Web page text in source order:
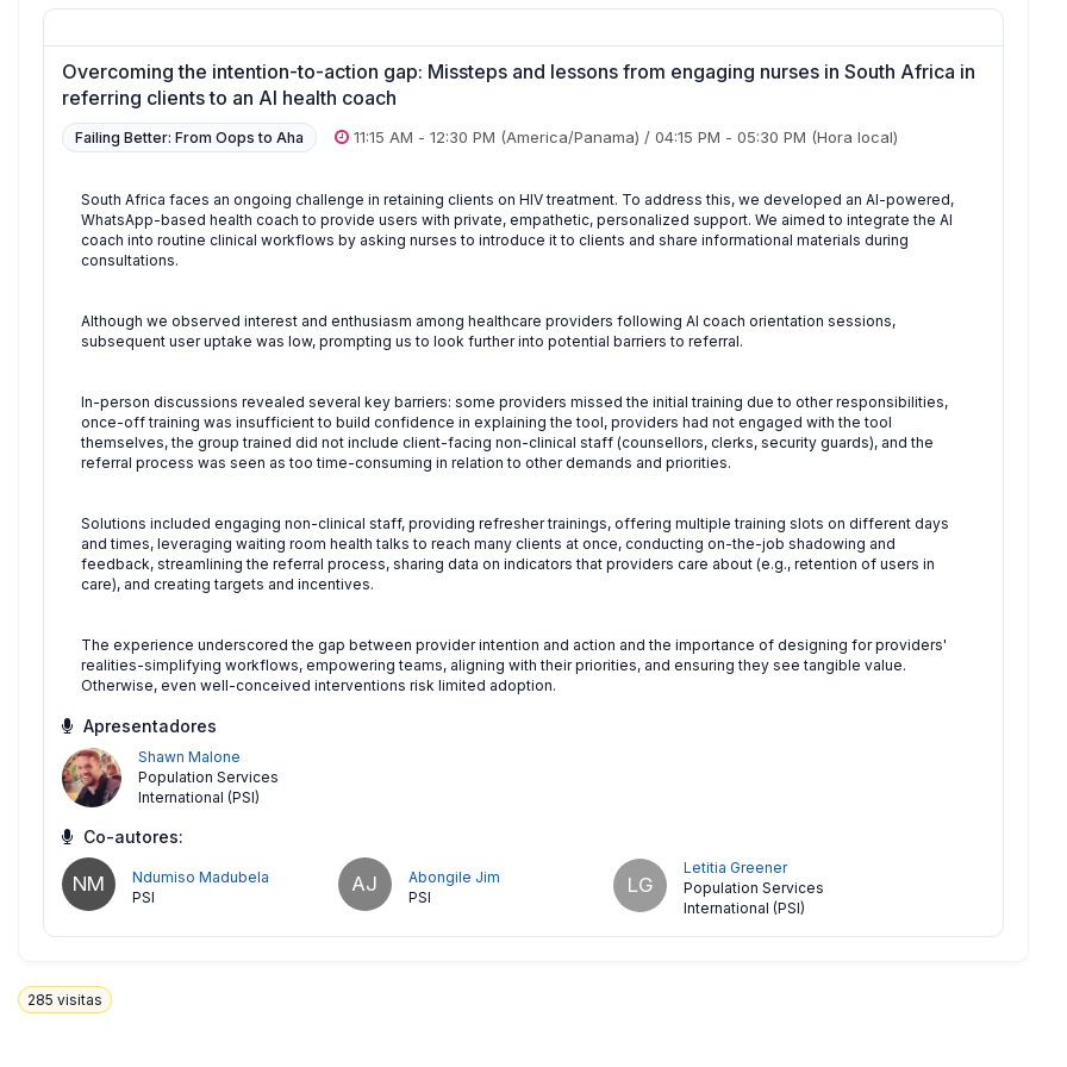
Overcoming the intention-to-action gap: Missteps and lessons from engaging nurses in South Africa in
referring clients to an AI health coach
Failing Better: From Oops to Aha 11:15 AM - 12:30 PM (America/Panama) / 04:15 PM - 05:30 PM (Hora local)
South Africa faces an ongoing challenge in retaining clients on HIV treatment. To address this, we developed an AI-powered,
WhatsApp-based health coach to provide users with private, empathetic, personalized support. We aimed to integrate the AI
coach into routine clinical workflows by asking nurses to introduce it to clients and share informational materials during
consultations.
Although we observed interest and enthusiasm among healthcare providers following AI coach orientation sessions,
subsequent user uptake was low, prompting us to look further into potential barriers to referral.
In-person discussions revealed several key barriers: some providers missed the initial training due to other responsibilities,
once-off training was insufficient to build confidence in explaining the tool, providers had not engaged with the tool
themselves, the group trained did not include client-facing non-clinical staff (counsellors, clerks, security guards), and the
referral process was seen as too time-consuming in relation to other demands and priorities.
Solutions included engaging non-clinical staff, providing refresher trainings, offering multiple training slots on different days
and times, leveraging waiting room health talks to reach many clients at once, conducting on-the-job shadowing and
feedback, streamlining the referral process, sharing data on indicators that providers care about (e.g., retention of users in
care), and creating targets and incentives.
The experience underscored the gap between provider intention and action and the importance of designing for providers'
realities-simplifying workflows, empowering teams, aligning with their priorities, and ensuring they see tangible value.
Otherwise, even well-conceived interventions risk limited adoption.
Apresentadores
Shawn Malone
Population Services
International (PSI)
Co-autores:
NM
Ndumiso Madubela
PSI
AJ
Abongile Jim
PSI
LG
Letitia Greener
Population Services
International (PSI)
285 visitas